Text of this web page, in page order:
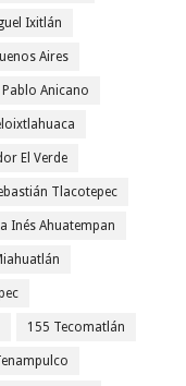
Ixitlán
Aires
Pablo Anicano
El Verde
Tlacotepec
Inés Ahuatempan
155 Tecomatlán